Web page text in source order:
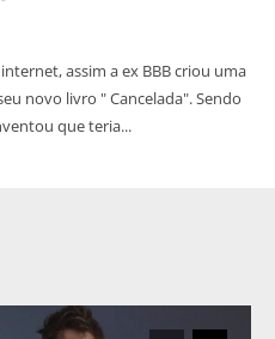
assim a ex BBB criou uma
livro " Cancelada". Sendo
que teria...